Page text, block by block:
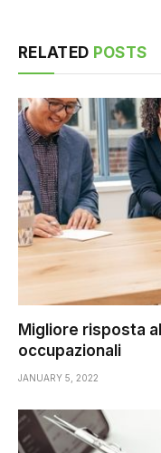
RELATED POSTS
Migliore risposta
occupazionali
JANUARY 5, 2022